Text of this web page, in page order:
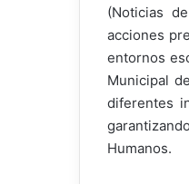
(Noticias
acciones
entornos
Municipal
diferentes
Humanos.